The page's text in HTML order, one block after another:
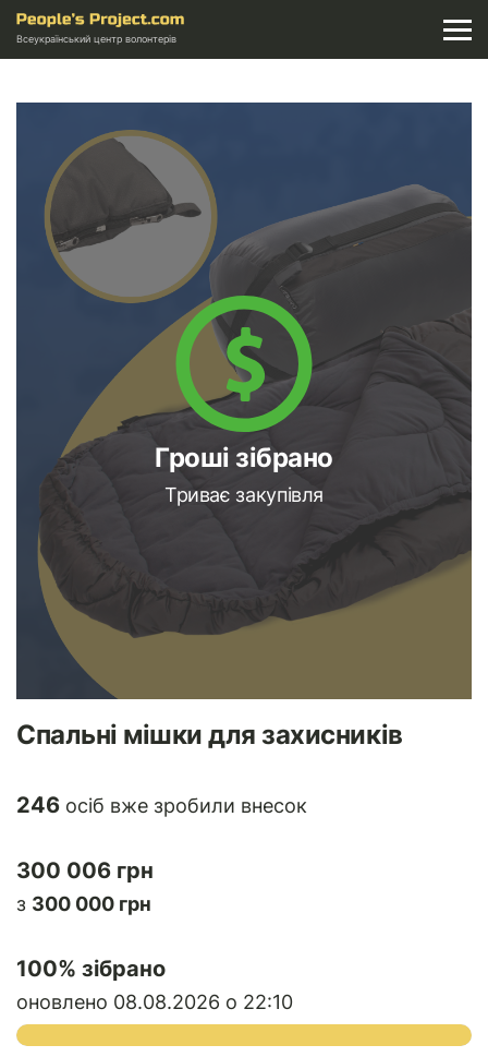
Всеукраїнський центр волонтерів
Гроші зібрано
Триває закупівля
Спальні мішки для захисників
246 осіб вже зробили внесок
300 006 грн
з 300 000 грн
100% зібрано
оновлено 08.08.2026 о 22:10